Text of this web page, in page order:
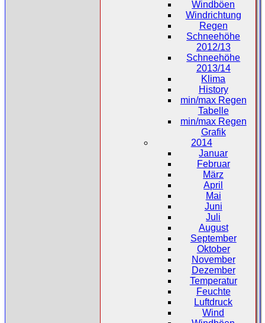
Windböen
Windrichtung
Regen
Schneehöhe
2012/13
Schneehöhe
2013/14
Klima
History
min/max Regen
Tabelle
min/max Regen
Grafik
2014
Januar
Februar
März
April
Mai
Juni
Juli
August
September
Oktober
November
Dezember
Temperatur
Feuchte
Luftdruck
Wind